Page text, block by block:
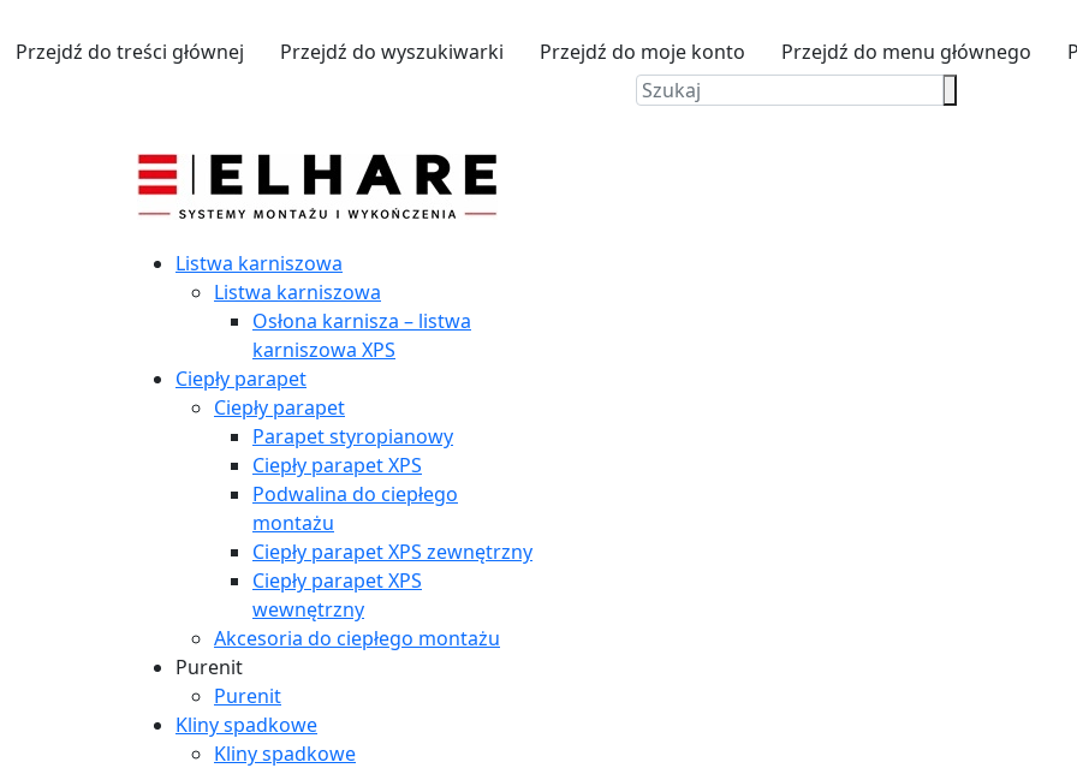
Przejdź do treści głównej Przejdź do wyszukiwarki Przejdź do moje konto Przejdź do menu głównego
Listwa karniszowa
Listwa karniszowa
Osłona karnisza – listwa
karniszowa XPS
Ciepły parapet
Ciepły parapet
Parapet styropianowy
Ciepły parapet XPS
Podwalina do ciepłego
montażu
Ciepły parapet XPS zewnętrzny
Ciepły parapet XPS
wewnętrzny
Akcesoria do ciepłego montażu
Purenit
Purenit
Kliny spadkowe
Kliny spadkowe